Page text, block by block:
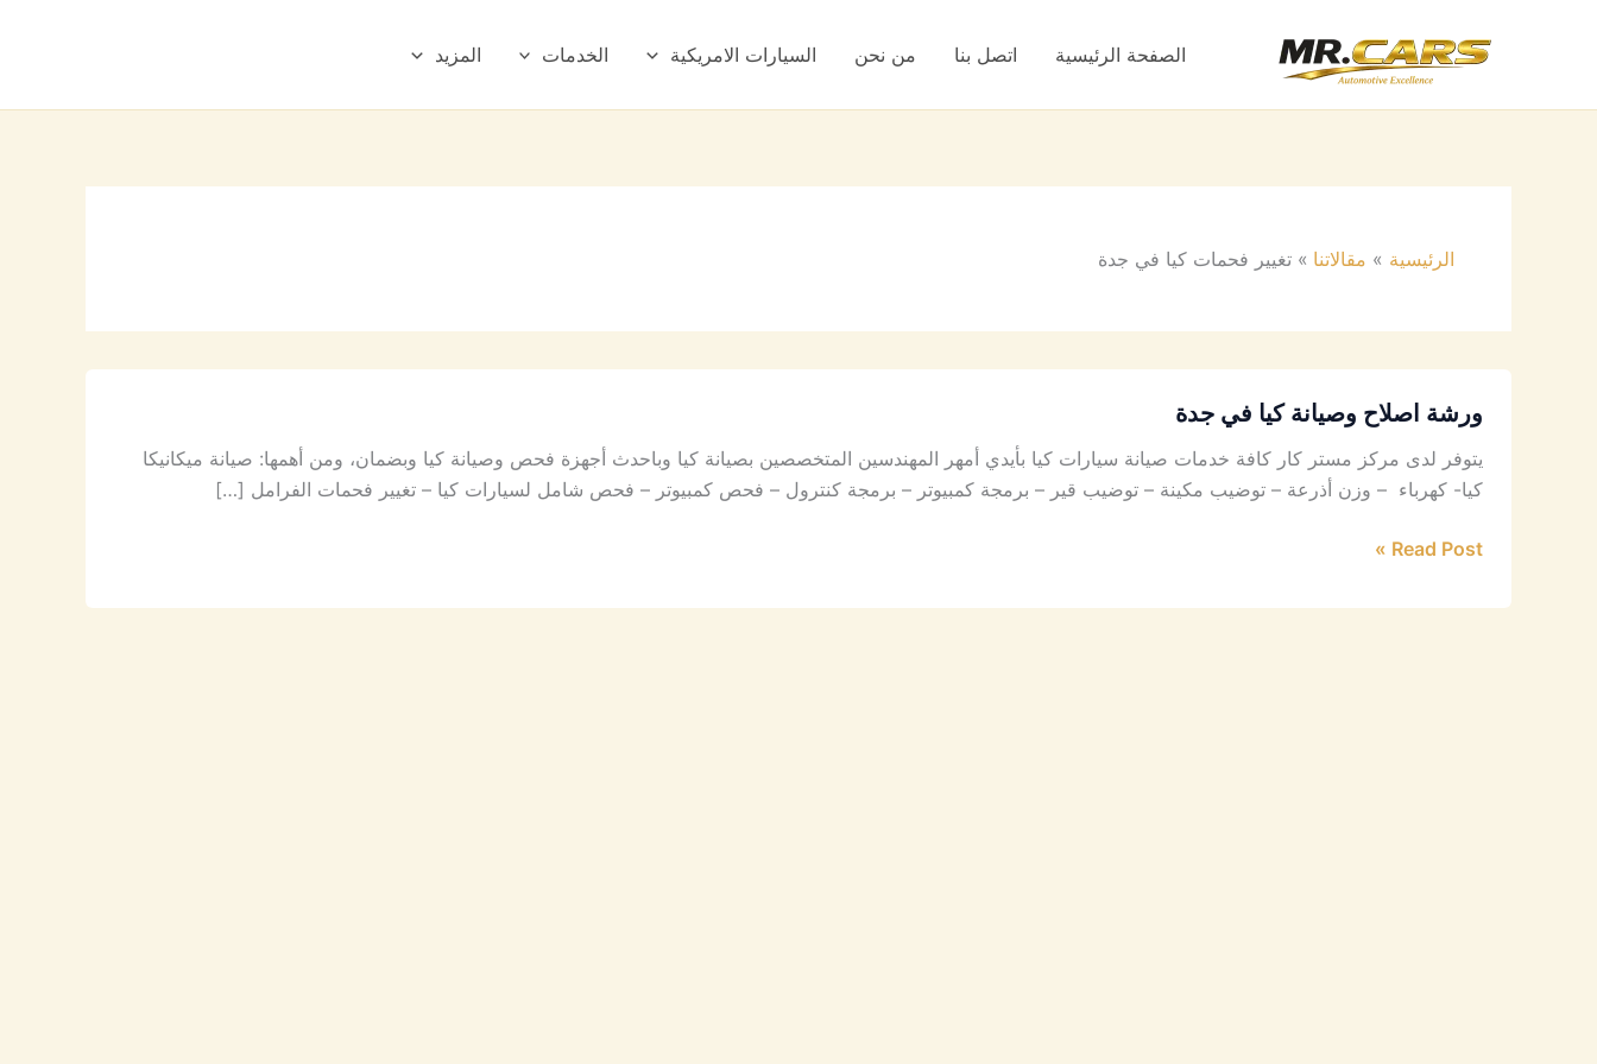
الصفحة الرئيسية اتصل بنا من نحن السيارات الامريكية الخدمات المزيد
الرئيسية مقالاتنا تغيير فحمات كيا في جدة
ورشة اصلاح وصيانة كيا في جدة
يتوفر لدى مركز مستر كار كافة خدمات صيانة سيارات كيا بأيدي أمهر المهندسين المتخصصين بصيانة كيا وباحدث أجهزة فحص وصيانة كيا وبضمان، ومن أهمها: صيانة ميكانيكا
كيا- كهرباء – وزن أذرعة – توضيب مكينة – توضيب قير – برمجة كمبيوتر – برمجة كنترول – فحص كمبيوتر – فحص شامل لسيارات كيا – تغيير فحمات الفرامل […]
Read Post »